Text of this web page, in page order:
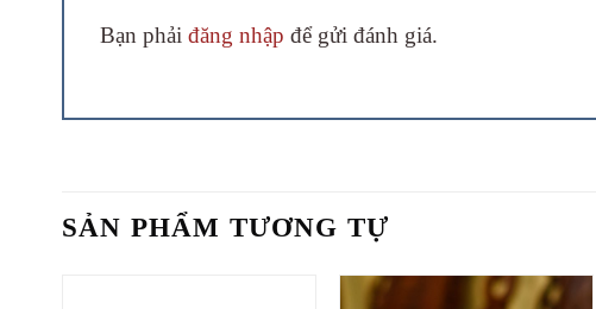
Bạn phải đăng nhập để gửi đánh giá.
SẢN PHẨM TƯƠNG TỰ